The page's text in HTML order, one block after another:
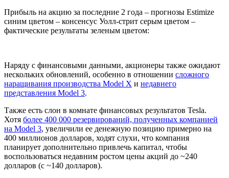
Прибыль на акцию за последние 2 года – прогнозы Estimize
синим цветом – консенсус Уолл-стрит серым цветом –
фактические результаты зеленым цветом:
Наряду с финансовыми данными, акционеры также ожидают
нескольких обновлений, особенно в отношении сложного
наращивания производства Model X и недавнего
представления Model 3.
Также есть слон в комнате финансовых результатов Tesla.
Хотя более 400 000 резервирований, полученных компанией
на Model 3, увеличили ее денежную позицию примерно на
400 миллионов долларов, ходят слухи, что компания
планирует дополнительно привлечь капитал, чтобы
воспользоваться недавним ростом цены акций до ~240
долларов (с ~140 долларов).